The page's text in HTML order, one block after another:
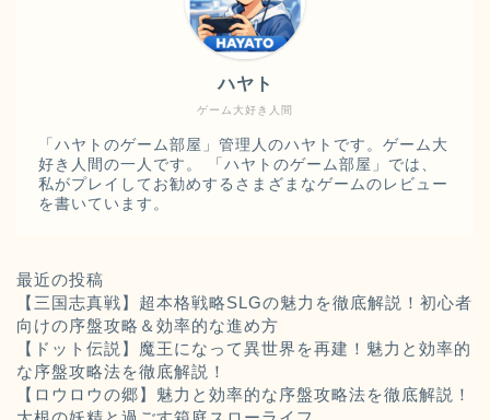
ゲーム大好き人間
ハヤト
「ハヤトのゲーム部屋」管理人のハヤトです。ゲーム大
好き人間の一人です。 「ハヤトのゲーム部屋」では、
私がプレイしてお勧めするさまざまなゲームのレビュー
を書いています。
最近の投稿
【三国志真戦】超本格戦略SLGの魅力を徹底解説！初心者
向けの序盤攻略＆効率的な進め方
【ドット伝説】魔王になって異世界を再建！魅力と効率的
な序盤攻略法を徹底解説！
【ロウロウの郷】魅力と効率的な序盤攻略法を徹底解説！